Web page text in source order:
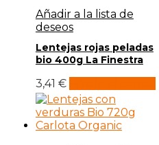
Añadir a la lista de
deseos
Lentejas rojas peladas
bio 400g La Finestra
3,41 €